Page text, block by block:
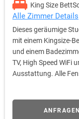
King Size Bett
Alle Zimmer Details
Dieses geräumige
mit einem Kingsize-
und einem
TV, High Speed WiFi
Ausstattung. Alle
ANFRAGEN